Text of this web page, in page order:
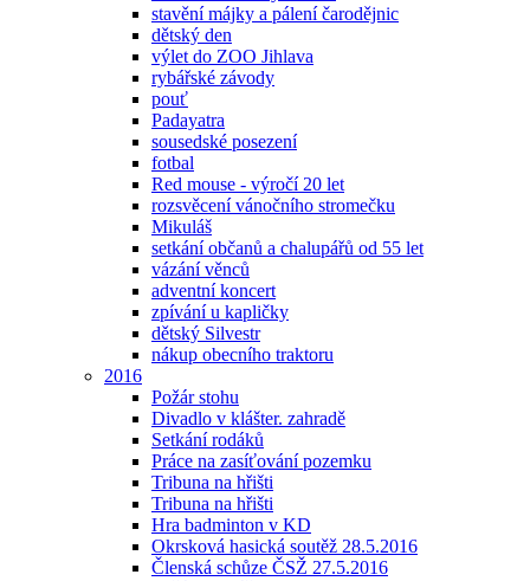
stavění májky a pálení čarodějnic
dětský den
výlet do ZOO Jihlava
rybářské závody
pouť
Padayatra
sousedské posezení
fotbal
Red mouse - výročí 20 let
rozsvěcení vánočního stromečku
Mikuláš
setkání občanů a chalupářů od 55 let
vázání věnců
adventní koncert
zpívání u kapličky
dětský Silvestr
nákup obecního traktoru
2016
Požár stohu
Divadlo v klášter. zahradě
Setkání rodáků
Práce na zasíťování pozemku
Tribuna na hřišti
Tribuna na hřišti
Hra badminton v KD
Okrsková hasická soutěž 28.5.2016
Členská schůze ČSŽ 27.5.2016